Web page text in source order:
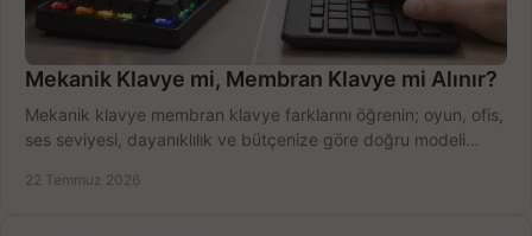
Mekanik Klavye mi, Membran Klavye mi Alınır?
Mekanik klavye membran klavye farklarını öğrenin; oyun, ofis,
ses seviyesi, dayanıklılık ve bütçenize göre doğru modeli
22 Temmuz 2026